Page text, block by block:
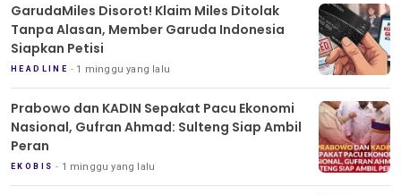
GarudaMiles Disorot! Klaim Miles Ditolak
Tanpa Alasan, Member Garuda Indonesia
Siapkan Petisi
HEADLINE 1 minggu yang lalu
Prabowo dan KADIN Sepakat Pacu Ekonomi
Nasional, Gufran Ahmad: Sulteng Siap Ambil
Peran
EKOBIS 1 minggu yang lalu